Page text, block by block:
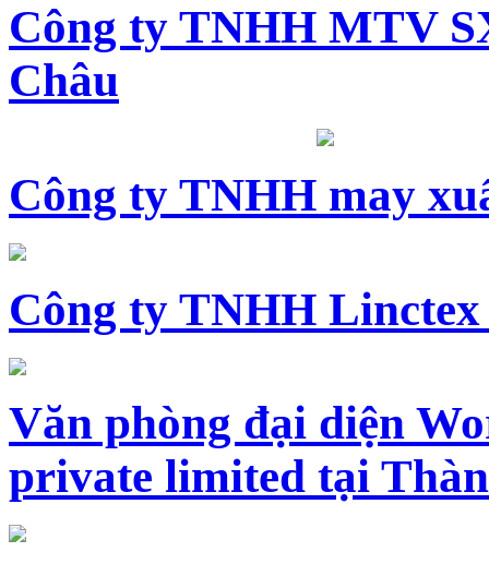
Công ty TNHH MTV
Châu
Công ty TNHH may
Công ty TNHH Linctex
Văn phòng đại diện
private limited tại